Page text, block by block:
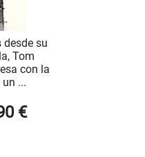
desde su
Tom
con la
...
€